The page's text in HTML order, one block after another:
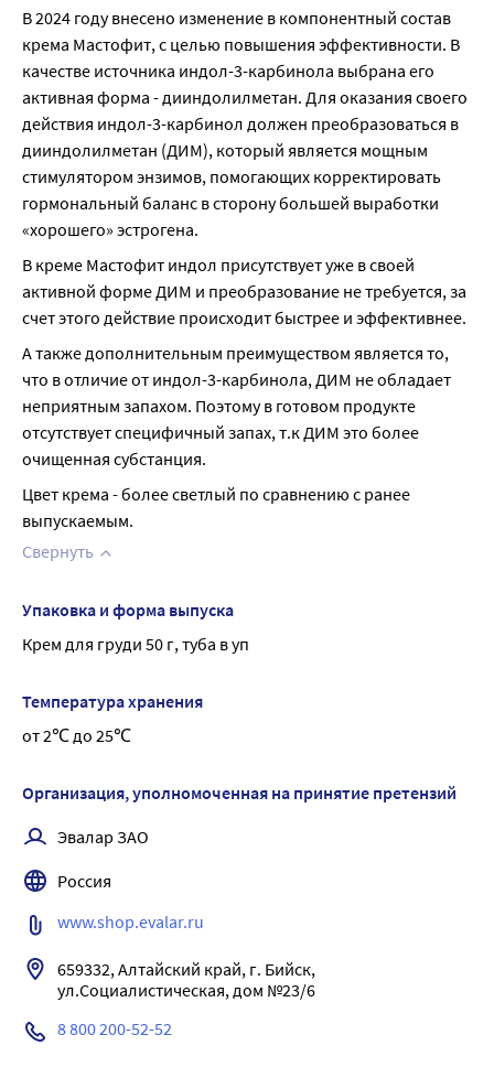
В 2024 году внесено изменение в компонентный состав
крема Мастофит, с целью повышения эффективности. В
качестве источника индол-3-карбинола выбрана его
активная форма - дииндолилметан. Для оказания своего
действия индол-3-карбинол должен преобразоваться в
дииндолилметан (ДИМ), который является мощным
стимулятором энзимов, помогающих корректировать
гормональный баланс в сторону большей выработки
«хорошего» эстрогена.
В креме Мастофит индол присутствует уже в своей
активной форме ДИМ и преобразование не требуется, за
счет этого действие происходит быстрее и эффективнее.
А также дополнительным преимуществом является то,
что в отличие от индол-3-карбинола, ДИМ не обладает
неприятным запахом. Поэтому в готовом продукте
отсутствует специфичный запах, т.к ДИМ это более
очищенная субстанция.
Цвет крема - более светлый по сравнению с ранее
выпускаемым.
Свернуть
Упаковка и форма выпуска
Крем для груди 50 г, туба в уп
Температура хранения
от 2℃ до 25℃
Организация, уполномоченная на принятие претензий
Эвалар ЗАО
Россия
www.shop.evalar.ru
659332, Алтайский край, г. Бийск,
ул.Социалистическая, дом №23/6
8 800 200-52-52